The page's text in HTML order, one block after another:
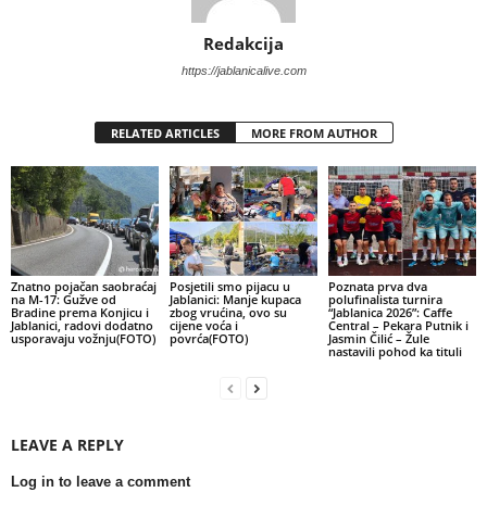
Redakcija
https://jablanicalive.com
RELATED ARTICLES MORE FROM AUTHOR
Znatno pojačan saobraćaj
na M-17: Gužve od
Bradine prema Konjicu i
Jablanici, radovi dodatno
usporavaju vožnju(FOTO)
Posjetili smo pijacu u
Jablanici: Manje kupaca
zbog vrućina, ovo su
cijene voća i
povrća(FOTO)
Poznata prva dva
polufinalista turnira
“Jablanica 2026”: Caffe
Central – Pekara Putnik i
Jasmin Čilić – Žule
nastavili pohod ka tituli
LEAVE A REPLY
Log in to leave a comment